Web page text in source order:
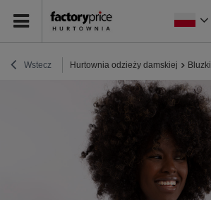
Wstecz Hurtownia odzieży damskiej Bluzki